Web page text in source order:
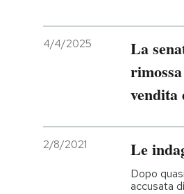
4/4/2025
La
vendita
2/8/2021 Le
Dopo
accusata